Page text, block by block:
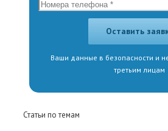
Ваши данные в безопасности и
третьим лицам
Статьи по темам